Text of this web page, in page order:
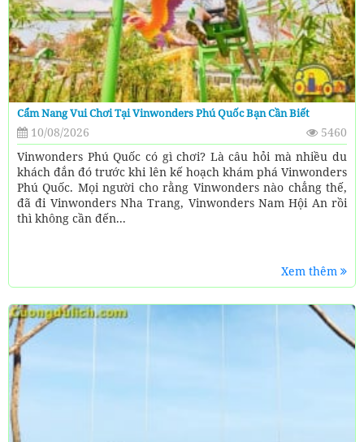
Cẩm Nang Vui Chơi Tại Vinwonders Phú Quốc Bạn Cần Biết
10/08/2026
5460
Vinwonders Phú Quốc có gì chơi? Là câu hỏi mà nhiều du
khách đắn đó trước khi lên kế hoạch khám phá Vinwonders
Phú Quốc. Mọi người cho rằng Vinwonders nào chẳng thế,
đã đi Vinwonders Nha Trang, Vinwonders Nam Hội An rồi
thì không cần đến...
Xem thêm